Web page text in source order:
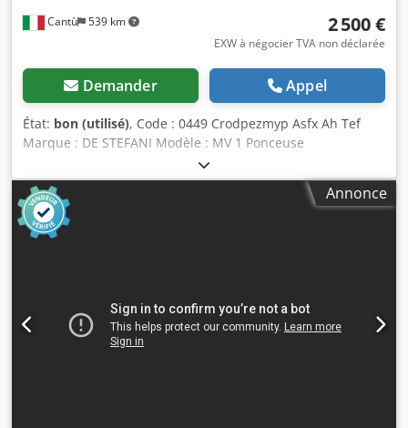
Cantù 539 km 2 500 €
EXW à négocier TVA non déclarée
Demander Appel
État: bon (utilisé), Code : 0449 Crodpezmyp Asfx Ah Tef
Marque : DE STEFANI Modèle : MV 1 Ponceuse
automatique à une tête pour le ponçage des bords et des
profilés en bois, bois massif, placage et autres matériaux.
Ponceuse pour profilés et rainures avec plateau
interchangeable, inclinable de -15 ° à +90 °. Moteur à
2 vitesses, régime en tours par minute : 710 / 1420 –
d’extraction : 100 mm. Dimensions hors tout : 2100 x 1600 x
1350 mm (h). Poids : 950 kg.
Annonce